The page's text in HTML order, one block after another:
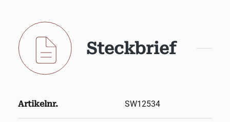
Steckbrief
Artikelnr. SW12534